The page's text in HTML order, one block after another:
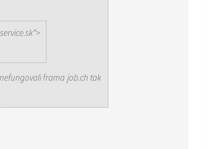
frama job.ch tak